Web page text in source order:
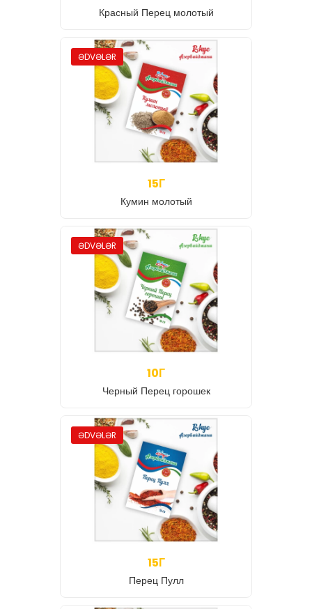
Красный Перец молотый
ƏDVƏLƏR
15Г
Кумин молотый
ƏDVƏLƏR
10Г
Черный Перец горошек
ƏDVƏLƏR
15Г
Перец Пулл